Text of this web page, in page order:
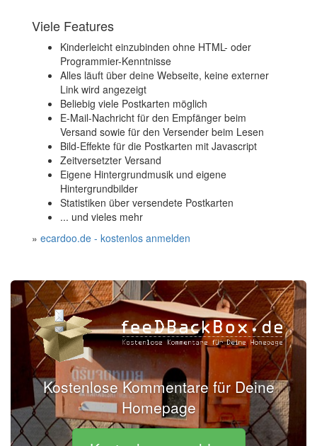
Viele Features
Kinderleicht einzubinden ohne HTML- oder
Programmier-Kenntnisse
Alles läuft über deine Webseite, keine externer
Link wird angezeigt
Beliebig viele Postkarten möglich
E-Mail-Nachricht für den Empfänger beim
Versand sowie für den Versender beim Lesen
Bild-Effekte für die Postkarten mit Javascript
Zeitversetzter Versand
Eigene Hintergrundmusik und eigene
Hintergrundbilder
Statistiken über versendete Postkarten
... und vieles mehr
» ecardoo.de - kostenlos anmelden
Kostenlose Kommentare für Deine
Homepage